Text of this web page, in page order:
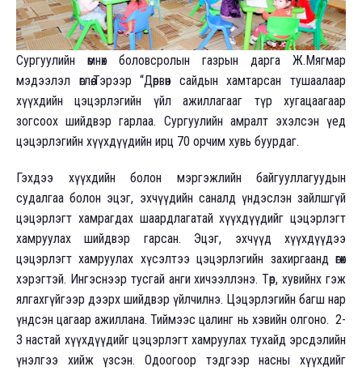
Сургуулийн өмнөх боловсролын газрын дарга Ж.Мягмар
мэдээлэл өглөө.Тэрээр “Дөрвөн сайдын хамтарсан тушаалаар
хүүхдийн цэцэрлэгийн үйл ажиллагааг түр хугацаагаар
зогсоох шийдвэр гарлаа. Сургуулийн амралт эхэлсэн үед
цэцэрлэгийн хүүхдүүдийн ирц 70 орчим хувь буурдаг.
Гэхдээ хүүхдийн болон мэргэжлийн байгууллагуудын
судалгаа болон эцэг, эхчүүдийн саналд үндэслэн зайлшгүй
цэцэрлэгт хамрагдах шаардлагатай хүүхдүүдийг цэцэрлэгт
хамруулах шийдвэр гарсан. Эцэг, эхчүүд хүүхдүүдээ
цэцэрлэгт хамруулах хүсэлтээ цэцэрлэгийн захиргаанд өгөх
хэрэгтэй. Ингэснээр тусгай анги хичээллэнэ. Төр, хувийнх гэж
ялгахгүйгээр дээрх шийдвэр үйлчилнэ. Цэцэрлэгийн багш нар
үндсэн цагаар ажиллана. Тиймээс цалинг нь хэвийн олгоно. 2-
3 настай хүүхдүүдийг цэцэрлэгт хамруулах тухайд эрсдэлийн
үнэлгээ хийж үзсэн. Одоогоор тэдгээр насны хүүхдийг